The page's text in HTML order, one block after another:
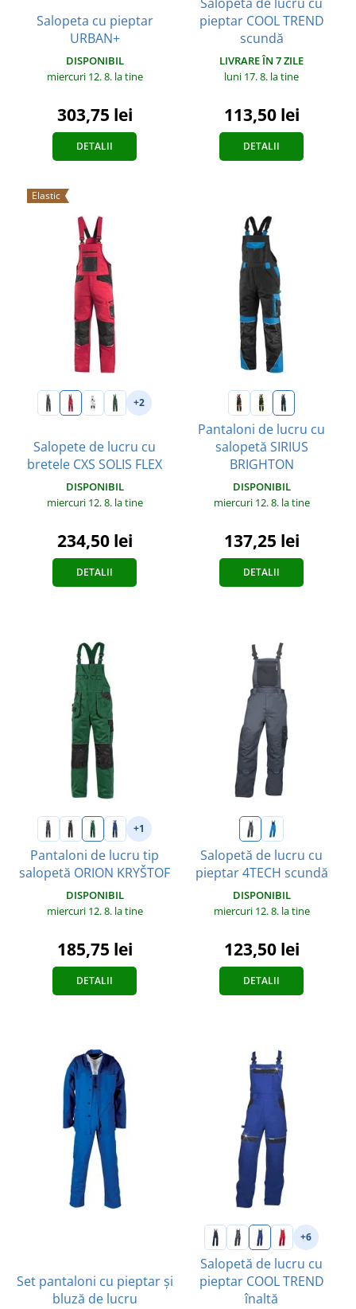
Salopeta cu pieptar
URBAN+
DISPONIBIL
miercuri 12. 8. la tine
303,75 lei
DETALII
pieptar COOL TREND
scundă
LIVRARE ÎN 7 ZILE
luni 17. 8. la tine
113,50 lei
DETALII
Elastic
+2
Salopete de lucru cu
bretele CXS SOLIS FLEX
DISPONIBIL
miercuri 12. 8. la tine
234,50 lei
DETALII
Pantaloni de lucru cu
salopetă SIRIUS
BRIGHTON
DISPONIBIL
miercuri 12. 8. la tine
137,25 lei
DETALII
+1
Pantaloni de lucru tip
salopetă ORION KRYŠTOF
DISPONIBIL
miercuri 12. 8. la tine
185,75 lei
DETALII
Salopetă de lucru cu
pieptar 4TECH scundă
DISPONIBIL
miercuri 12. 8. la tine
123,50 lei
DETALII
Set pantaloni cu pieptar și
bluză de lucru
+6
Salopetă de lucru cu
pieptar COOL TREND
înaltă